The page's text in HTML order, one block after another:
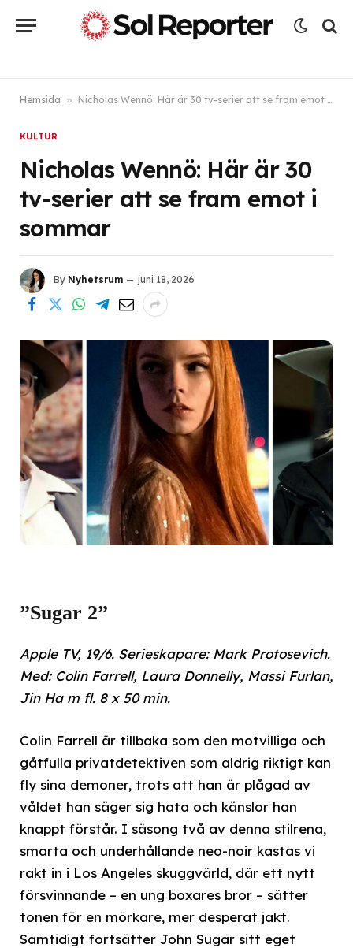
Hemsida » Nicholas Wennö: Här är 30 tv-serier att se fram emot i sommar
KULTUR
Nicholas Wennö: Här är 30
tv-serier att se fram emot i
sommar
By Nyhetsrum juni 18, 2026
”Sugar 2”
Apple TV, 19/6. Serieskapare: Mark Protosevich.
Med: Colin Farrell, Laura Donnelly, Massi Furlan,
Jin Ha m fl. 8 x 50 min.
Colin Farrell är tillbaka som den motvilliga och
gåtfulla privatdetektiven som aldrig riktigt kan
fly sina demoner, trots att han är plågad av
våldet han säger sig hata och känslor han
knappt förstår. I säsong två av denna stilrena,
smarta och underhållande neo-noir kastas vi
rakt in i Los Angeles skuggvärld, där ett nytt
försvinnande – en ung boxares bror – sätter
tonen för en mörkare, mer desperat jakt.
Samtidigt fortsätter John Sugar sitt eget